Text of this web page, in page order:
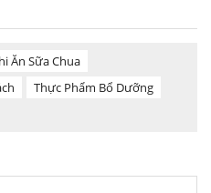
Ăn Sữa Chua
Thực Phẩm Bổ Dưỡng